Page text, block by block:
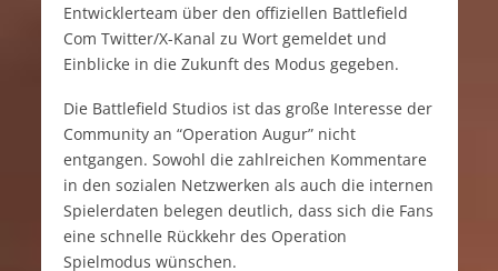
Entwicklerteam über den offiziellen Battlefield
Com Twitter/X-Kanal zu Wort gemeldet und
Einblicke in die Zukunft des Modus gegeben.
Die Battlefield Studios ist das große Interesse der
Community an “Operation Augur” nicht
entgangen. Sowohl die zahlreichen Kommentare
in den sozialen Netzwerken als auch die internen
Spielerdaten belegen deutlich, dass sich die Fans
eine schnelle Rückkehr des Operation
Spielmodus wünschen.